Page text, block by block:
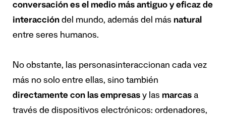
conversación es el medio más antiguo y eficaz de
interacción del mundo, además del más natural
entre seres humanos.
No obstante, las personasinteraccionan cada vez
más no solo entre ellas, sino también
directamente con las empresas y las marcas a
través de dispositivos electrónicos: ordenadores,